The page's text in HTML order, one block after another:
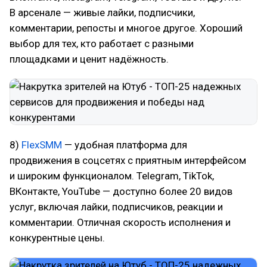
В арсенале — живые лайки, подписчики,
комментарии, репосты и многое другое. Хороший
выбор для тех, кто работает с разными
площадками и ценит надёжность.
8) FlexSMM — удобная платформа для
продвижения в соцсетях с приятным интерфейсом
и широким функционалом. Telegram, TikTok,
ВКонтакте, YouTube — доступно более 20 видов
услуг, включая лайки, подписчиков, реакции и
комментарии. Отличная скорость исполнения и
конкурентные цены.